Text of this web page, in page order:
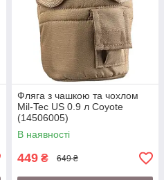
Фляга з чашкою та чохлом
Mil-Tec US 0.9 л Coyote
(14506005)
В наявності
449 ₴ 649 ₴